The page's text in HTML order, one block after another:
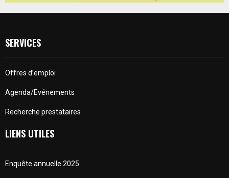
SERVICES
Offres d’emploi
Agenda/Evénements
Recherche prestataires
LIENS UTILES
Enquête annuelle 2025